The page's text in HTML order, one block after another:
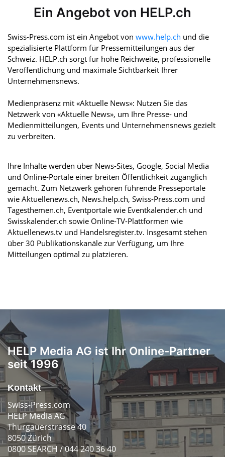
Ein Angebot von HELP.ch
Swiss-Press.com ist ein Angebot von www.help.ch und die
spezialisierte Plattform für Pressemitteilungen aus der
Schweiz. HELP.ch sorgt für hohe Reichweite, professionelle
Veröffentlichung und maximale Sichtbarkeit Ihrer
Unternehmensnews.
Medienpräsenz mit «Aktuelle News»: Nutzen Sie das
Netzwerk von «Aktuelle News», um Ihre Presse- und
Medienmitteilungen, Events und Unternehmensnews gezielt
zu verbreiten.
Ihre Inhalte werden über News-Sites, Google, Social Media
und Online-Portale einer breiten Öffentlichkeit zugänglich
gemacht. Zum Netzwerk gehören führende Presseportale
wie Aktuellenews.ch, News.help.ch, Swiss-Press.com und
Tagesthemen.ch, Eventportale wie Eventkalender.ch und
Swisskalender.ch sowie Online-TV-Plattformen wie
Aktuellenews.tv und Handelsregister.tv. Insgesamt stehen
über 30 Publikationskanäle zur Verfügung, um Ihre
Mitteilungen optimal zu platzieren.
HELP Media AG ist Ihr Online-Partner
seit 1996
Kontakt
Swiss-Press.com
HELP Media AG
Thurgauerstrasse 40
8050 Zürich
0800 SEARCH / 044 240 36 40